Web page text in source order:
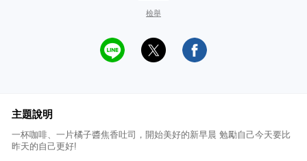
檢舉
主題說明
一杯咖啡、一片橘子醬焦香吐司，開始美好的新早晨 勉勵自己今天要比
昨天的自己更好!